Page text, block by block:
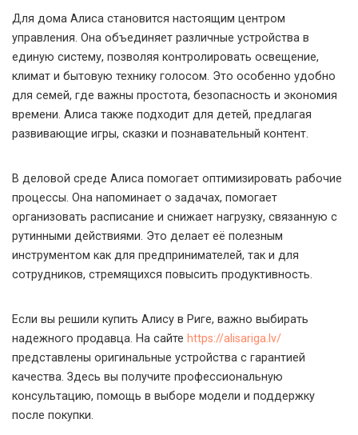
Для дома Алиса становится настоящим центром
управления. Она объединяет различные устройства в
единую систему, позволяя контролировать освещение,
климат и бытовую технику голосом. Это особенно удобно
для семей, где важны простота, безопасность и экономия
времени. Алиса также подходит для детей, предлагая
развивающие игры, сказки и познавательный контент.
В деловой среде Алиса помогает оптимизировать рабочие
процессы. Она напоминает о задачах, помогает
организовать расписание и снижает нагрузку, связанную с
рутинными действиями. Это делает её полезным
инструментом как для предпринимателей, так и для
сотрудников, стремящихся повысить продуктивность.
Если вы решили купить Алису в Риге, важно выбирать
надежного продавца. На сайте https://alisariga.lv/
представлены оригинальные устройства с гарантией
качества. Здесь вы получите профессиональную
консультацию, помощь в выборе модели и поддержку
после покупки.